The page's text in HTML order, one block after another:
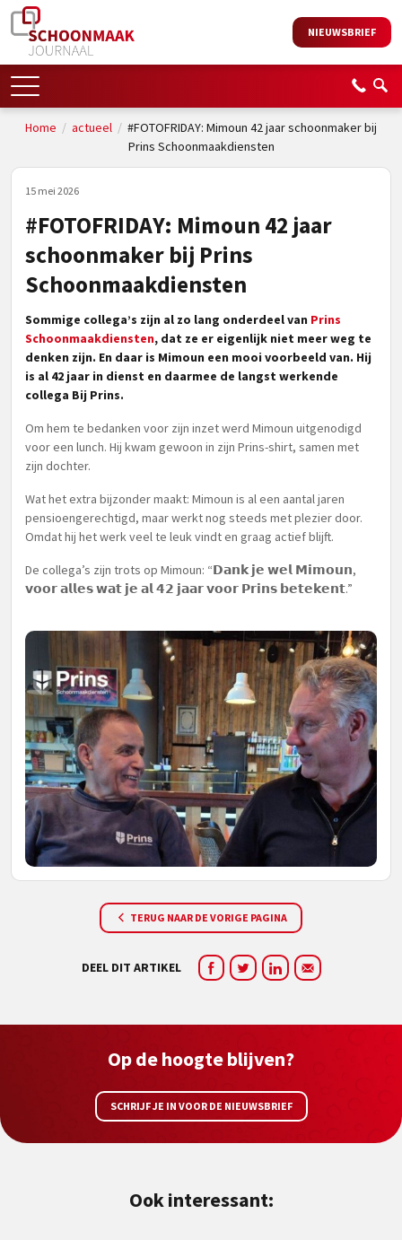
NIEUWSBRIEF
Home / actueel / #FOTOFRIDAY: Mimoun 42 jaar schoonmaker bij
Prins Schoonmaakdiensten
15 mei 2026
#FOTOFRIDAY: Mimoun 42 jaar
schoonmaker bij Prins
Schoonmaakdiensten
Sommige collega’s zijn al zo lang onderdeel van Prins
Schoonmaakdiensten, dat ze er eigenlijk niet meer weg te
denken zijn. En daar is Mimoun een mooi voorbeeld van. Hij
is al 42 jaar in dienst en daarmee de langst werkende
collega Bij Prins.
Om hem te bedanken voor zijn inzet werd Mimoun uitgenodigd
voor een lunch. Hij kwam gewoon in zijn Prins-shirt, samen met
zijn dochter.
Wat het extra bijzonder maakt: Mimoun is al een aantal jaren
pensioengerechtigd, maar werkt nog steeds met plezier door.
Omdat hij het werk veel te leuk vindt en graag actief blijft.
De collega’s zijn trots op Mimoun: “𝗗𝗮𝗻𝗸 𝗷𝗲 𝘄𝗲𝗹 𝗠𝗶𝗺𝗼𝘂𝗻,
𝘃𝗼𝗼𝗿 𝗮𝗹𝗹𝗲𝘀 𝘄𝗮𝘁 𝗷𝗲 𝗮𝗹 𝟰𝟮 𝗷𝗮𝗮𝗿 𝘃𝗼𝗼𝗿 𝗣𝗿𝗶𝗻𝘀 𝗯𝗲𝘁𝗲𝗸𝗲𝗻𝘁.”
TERUG NAAR DE VORIGE PAGINA
DEEL DIT ARTIKEL
Op de hoogte blijven?
SCHRIJF JE IN VOOR DE NIEUWSBRIEF
Ook interessant: